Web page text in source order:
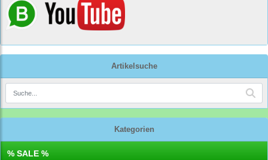
Artikelsuche
Kategorien
% SALE %